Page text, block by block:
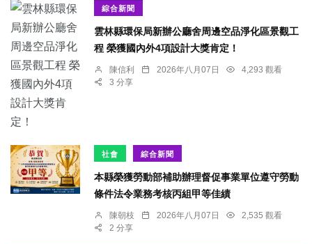
綜合新聞
雲林縣環保局新辦公廳舍周邊空品淨化區景觀工
程 榮獲國內外4項設計大獎肯定！
陳信利 2026年八月07日
4,293 觀看
3 分享
社會 綜合新聞
本縣榮獲勞動部補助辦理督促事業單位遵守勞動
條件法令業務考核丙組甲等佳績
陳朝枝 2026年八月07日
2,535 觀看
2 分享